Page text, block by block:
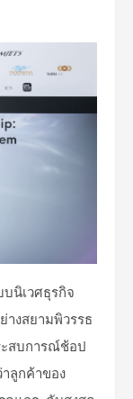
บนิเวศธุรกิจ
งสยามพิวรรธ
ะสบการณ์ช้อป
ลูกค้าของ